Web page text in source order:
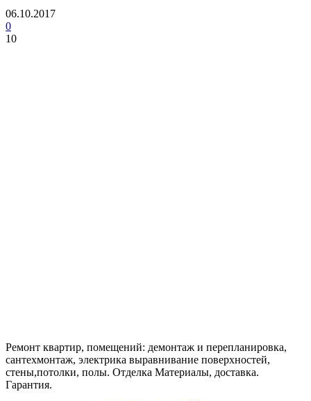
06.10.2017
0
10
Ремонт квартир, помещений: демонтаж и перепланировка,
сантехмонтаж, электрика выравнивание поверхностей,
стены,потолки, полы. Отделка Материалы, доставка.
Гарантия.